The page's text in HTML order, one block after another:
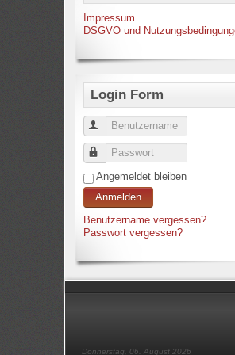
Impressum
DSGVO und
Login Form
Benutzername
Passwort
Angemeldet bleiben
Anmelden
Benutzername vergessen?
Passwort vergessen?
Donnerstag, 06. August 2026